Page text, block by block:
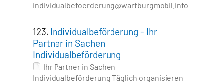
individualbefoerderung@wartburgmobil.info
123. Individualbeförderung - Ihr
Partner in Sachen
Individualbeförderung
Ihr Partner in Sachen
Individualbeförderung Täglich organisieren